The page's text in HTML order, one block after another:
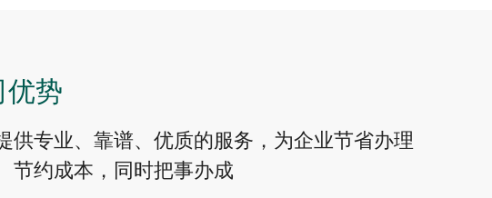
优势
供专业、靠谱、优质的服务，为企业节省办理
节约成本，同时把事办成